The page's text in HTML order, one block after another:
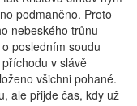
podmaněno. Proto
nebeského trůnu
posledním soudu
v slávě
všichni pohané.
ale přijde čas, kdy už